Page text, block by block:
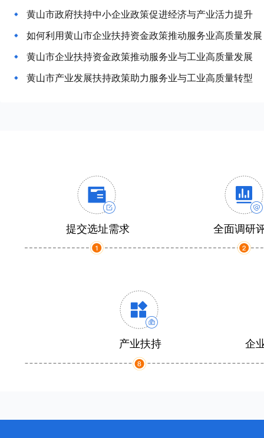
黄山市政府扶持中小企业政策促进经济与产业活力提升
如何利用黄山市企业扶持资金政策推动服务业高质量发
黄山市企业扶持资金政策推动服务业与工业高质量发展
黄山市产业发展扶持政策助力服务业与工业高质量转型
提交选址需求 全面调研
产业扶持 企